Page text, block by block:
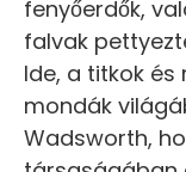
fenyőerdők,
falvak
Ide, a titkok és
mondák
Wadsworth,